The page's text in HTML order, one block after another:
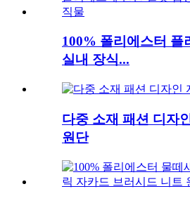
100% 폴리에스터 플
실내 장식...
다중 소재 패션 디자
원단